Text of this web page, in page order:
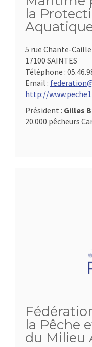
la
5 rue Chante-
17100 SAINTES
Téléphone :
Email :
http://
Président : Gilles
20.000 pêcheurs
la Pêche
du Milieu